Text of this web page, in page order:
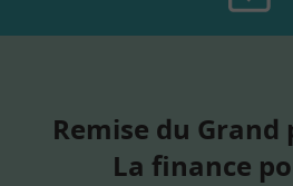
Remise du Grand
La finance